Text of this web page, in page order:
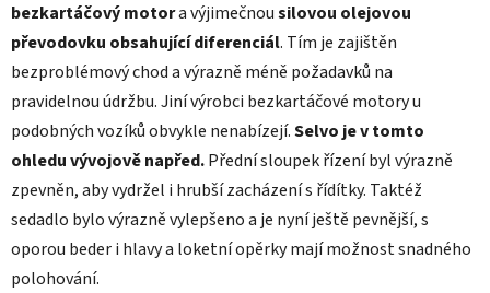
bezkartáčový motora výjimečnousilovou olejovou
převodovku obsahující diferenciál. Tím je zajištěn
bezproblémový chod a výrazně méně požadavků na
pravidelnou údržbu. Jiní výrobci bezkartáčové motory u
podobných vozíků obvykle nenabízejí.Selvo je v tomto
ohledu vývojově napřed.Přední sloupek řízení byl výrazně
zpevněn, aby vydržel i hrubší zacházení s řídítky. Taktéž
sedadlo bylo výrazně vylepšeno a je nyní ještě pevnější, s
oporou beder i hlavy a loketní opěrky mají možnost snadného
polohování.